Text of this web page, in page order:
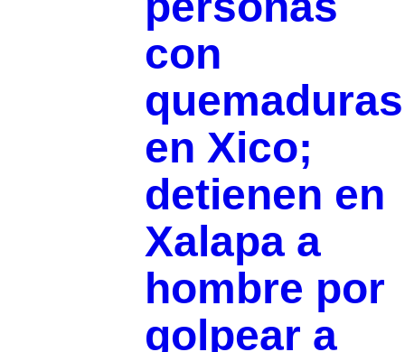
con
quemaduras
en Xico;
detienen en
Xalapa a
hombre por
golpear a